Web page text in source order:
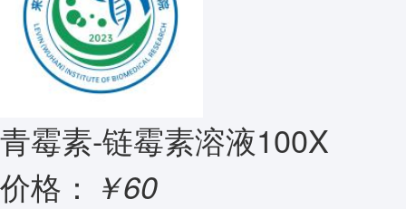
青霉素-链霉素溶液100X
价格： ￥60